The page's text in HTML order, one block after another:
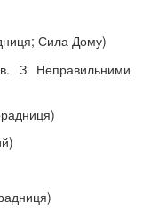
Сила Дому)
З Неправильними